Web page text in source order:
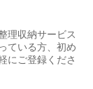
理収納サービス
ている方、初め
にご登録くださ